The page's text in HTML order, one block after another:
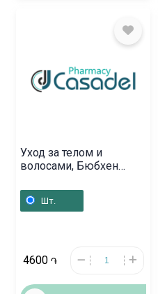
Уход за телом и
волосами, Бюбхен
лосьон для детей F50+
100мл, Գերմանիա
Шт.
4600 ֏